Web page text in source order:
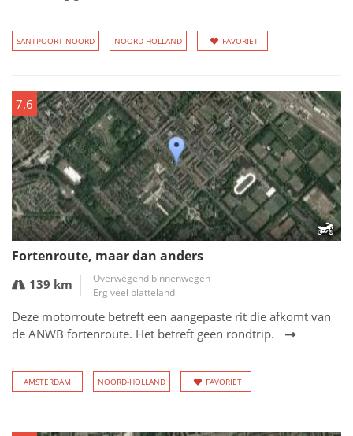
SANTPOORT-NOORD NOORD-HOLLAND FAVORIET
7.6
Fortenroute, maar dan anders
139 km
Overwegend binnenwegen
Erg veel platteland
Deze motorroute betreft een aangepaste rit die afkomt van
de ANWB fortenroute. Het betreft geen rondtrip.
AMSTERDAM NOORD-HOLLAND FAVORIET